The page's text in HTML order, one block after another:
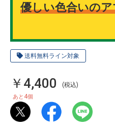
送料無料ライン対象
優しい色合いの
￥4,400 (税込)
あと 4個